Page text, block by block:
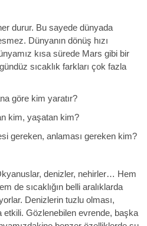
durur. Bu sayede dünyada
Dünyanın dönüş hızı
kısa sürede Mars gibi bir
sıcaklık farkları çok fazla
göre kim yaratır?
kim, yaşatan kim?
gereken, anlaması gereken kim?
denizler, nehirler… Hem
de sıcaklığın belli aralıklarda
Denizlerin tuzlu olması,
etkili. Gözlenebilen evrende, başka